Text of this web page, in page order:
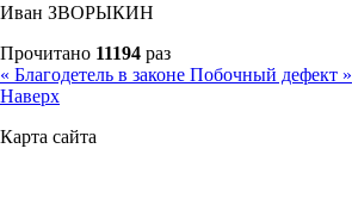
Иван ЗВОРЫКИН
Прочитано 11194 раз
« Благодетель в законе Побочный дефект »
Наверх
Карта сайта